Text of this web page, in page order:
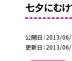
七夕にむ
公開日 2013/
更新日 2013/